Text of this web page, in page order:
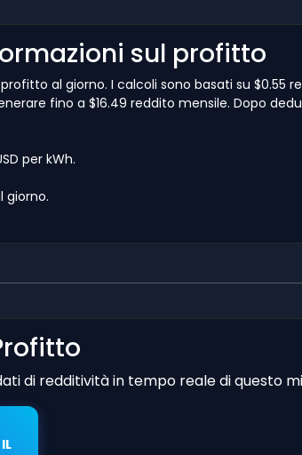
sul profitto
al giorno. I calcoli sono basati su
fino a $16.49 reddito mensile. Dopo
per kWh.
giorno.
di redditività in tempo reale di questo